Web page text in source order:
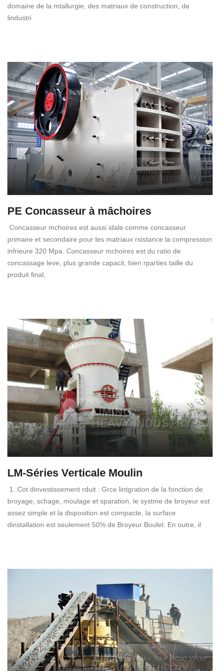
domaine de la mtallurgie, des matriaux de construction, de
lindustri
PE Concasseur à mâchoires
Concasseur mchoires est aussi idale comme concasseur
primaire et secondaire pour les matriaux rsistance la compression
infrieure 320 Mpa. Concasseur mchoires est du ratio de
concassage leve, plus grande capacit, bien rparties taille du
produit final,
LM-Séries Verticale Moulin
1. Cot dinvestissement rduit : Grce lintgration de la fonction de
broyage, schage, moulage et sparation, le systme de broyeur est
assez simple et la disposition est compacte, la surface
dinstallation est seulement 50% de Broyeur Boulet. En outre, il